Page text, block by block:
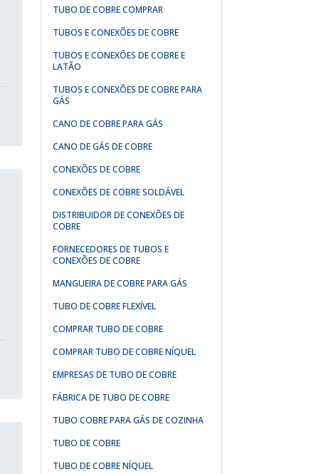
TUBO DE COBRE COMPRAR
TUBOS E CONEXÕES DE COBRE
TUBOS E CONEXÕES DE COBRE E
LATÃO
TUBOS E CONEXÕES DE COBRE PARA
GÁS
CANO DE COBRE PARA GÁS
CANO DE GÁS DE COBRE
CONEXÕES DE COBRE
CONEXÕES DE COBRE SOLDÁVEL
DISTRIBUIDOR DE CONEXÕES DE
COBRE
FORNECEDORES DE TUBOS E
CONEXÕES DE COBRE
MANGUEIRA DE COBRE PARA GÁS
TUBO DE COBRE FLEXÍVEL
COMPRAR TUBO DE COBRE
COMPRAR TUBO DE COBRE NÍQUEL
EMPRESAS DE TUBO DE COBRE
FÁBRICA DE TUBO DE COBRE
TUBO COBRE PARA GÁS DE COZINHA
TUBO DE COBRE
TUBO DE COBRE NÍQUEL